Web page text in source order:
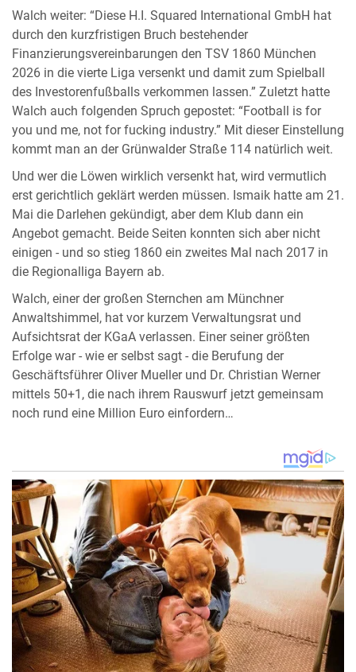
Walch weiter: “Diese H.I. Squared International GmbH hat
durch den kurzfristigen Bruch bestehender
Finanzierungsvereinbarungen den TSV 1860 München
2026 in die vierte Liga versenkt und damit zum Spielball
des Investorenfußballs verkommen lassen.” Zuletzt hatte
Walch auch folgenden Spruch gepostet: “Football is for
you und me, not for fucking industry.” Mit dieser Einstellung
kommt man an der Grünwalder Straße 114 natürlich weit.
Und wer die Löwen wirklich versenkt hat, wird vermutlich
erst gerichtlich geklärt werden müssen. Ismaik hatte am 21.
Mai die Darlehen gekündigt, aber dem Klub dann ein
Angebot gemacht. Beide Seiten konnten sich aber nicht
einigen - und so stieg 1860 ein zweites Mal nach 2017 in
die Regionalliga Bayern ab.
Walch, einer der großen Sternchen am Münchner
Anwaltshimmel, hat vor kurzem Verwaltungsrat und
Aufsichtsrat der KGaA verlassen. Einer seiner größten
Erfolge war - wie er selbst sagt - die Berufung der
Geschäftsführer Oliver Mueller und Dr. Christian Werner
mittels 50+1, die nach ihrem Rauswurf jetzt gemeinsam
noch rund eine Million Euro einfordern…